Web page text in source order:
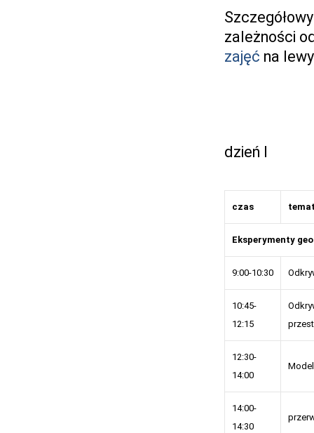
zależności
zajęć na
dzień I
czas
Eksperymenty
9:00-10:30
10:45-
12:15
12:30-
14:00
14:00-
14:30